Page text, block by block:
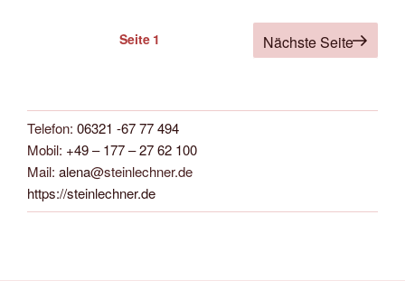
Seitennummerierung
Seite 1 Nächste Seite
Telefon: 06321 -67 77 494
Mobil: +49 – 177 – 27 62 100
Mail: alena@steinlechner.de
https://steinlechner.de